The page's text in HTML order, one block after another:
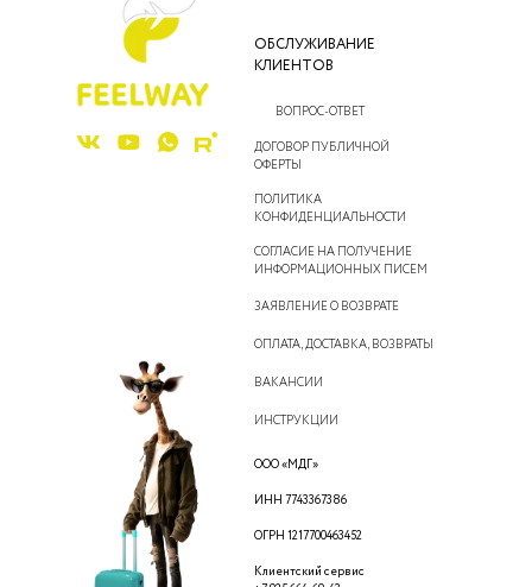
ОБСЛУЖИВАНИЕ
КЛИЕНТОВ
ВОПРОС-ОТВЕТ
ДОГОВОР ПУБЛИЧНОЙ
ОФЕРТЫ
ПОЛИТИКА
КОНФИДЕНЦИАЛЬНОСТИ
ООО «МДГ»
ИНН 7743367386
ОГРН 1217700463452
Клиентский сервис
ЗАЯВЛЕНИЕ О ВОЗВРАТЕ
ВАКАНСИИ
ИНСТРУКЦИИ
ОПЛАТА, ДОСТАВКА, ВОЗВРАТЫ
СОГЛАСИЕ НА ПОЛУЧЕНИЕ
ИНФОРМАЦИОННЫХ ПИСЕМ